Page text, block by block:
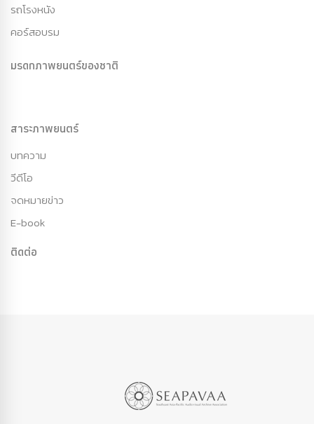
รถโรงหนัง
คอร์สอบรม
มรดกภาพยนตร์ของชาติ
สาระภาพยนตร์
บทความ
วีดีโอ
จดหมายข่าว
E-book
ติดต่อ